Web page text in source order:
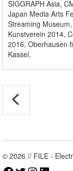
SIGGRAPH Asia,
Japan Media Arts
Streaming
Kunstverein 2014,
2016, Oberhausen
Kassel.
© 2026 // FILE -